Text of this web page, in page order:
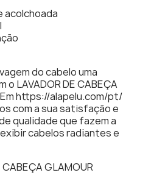
acolchoada
do cabelo uma
LAVADOR DE CABEÇA
https://alapelu.com/pt/
com a sua satisfação e
qualidade que fazem a
cabelos radiantes e
CABEÇA GLAMOUR